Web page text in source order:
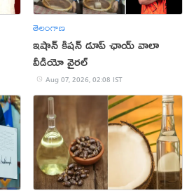
తెలంగాణ
ఇషాన్ కిషన్ డూప్ ఛాయ్ వాలా
వీడియో వైరల్
Aug 07, 2026, 02:08 IST